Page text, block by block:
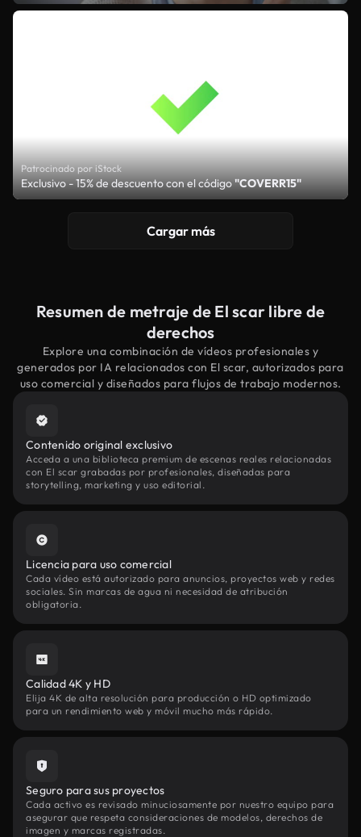
Patrocinado por iStock
Exclusivo - 15% de descuento con el código"COVERR15"
Cargar más
Resumen de metraje de El scar libre de
derechos
Explore una combinación de vídeos profesionales y
generados por IA relacionados con El scar, autorizados para
uso comercial y diseñados para flujos de trabajo modernos.
Contenido original exclusivo
Acceda a una biblioteca premium de escenas reales relacionadas
con El scar grabadas por profesionales, diseñadas para
storytelling, marketing y uso editorial.
Licencia para uso comercial
Cada vídeo está autorizado para anuncios, proyectos web y redes
sociales. Sin marcas de agua ni necesidad de atribución
obligatoria.
Calidad 4K y HD
Elija 4K de alta resolución para producción o HD optimizado
para un rendimiento web y móvil mucho más rápido.
Seguro para sus proyectos
Cada activo es revisado minuciosamente por nuestro equipo para
asegurar que respeta consideraciones de modelos, derechos de
imagen y marcas registradas.